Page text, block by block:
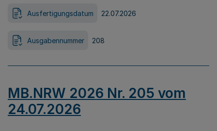
Ausfertigungsdatum 22.07.2026
Ausgabennummer 208
MB.NRW 2026 Nr. 205 vom
24.07.2026